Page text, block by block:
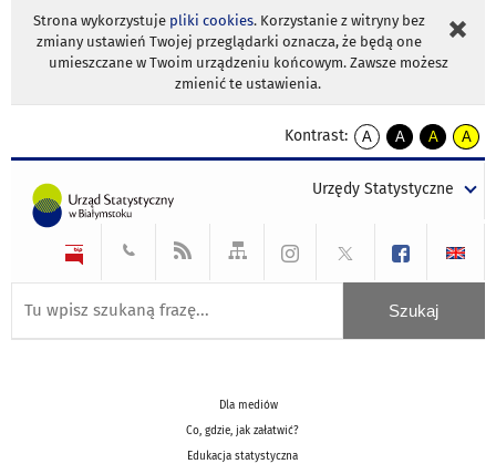
Strona wykorzystuje pliki cookies. Korzystanie z witryny bez
zmiany ustawień Twojej przeglądarki oznacza, że będą one
umieszczane w Twoim urządzeniu końcowym. Zawsze możesz
zmienić te ustawienia.
Kontrast:
A
kontrast
A
kontrast
tekst
czarnym
A
kontrast
tekst
czarnym
A
tekst
żółtym
Urzędy Statystyczne
Dla mediów
Co, gdzie, jak załatwić?
Edukacja statystyczna